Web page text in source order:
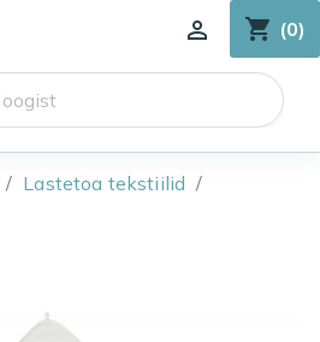
shopping_cart (0)

Lastetoa tekstiilid